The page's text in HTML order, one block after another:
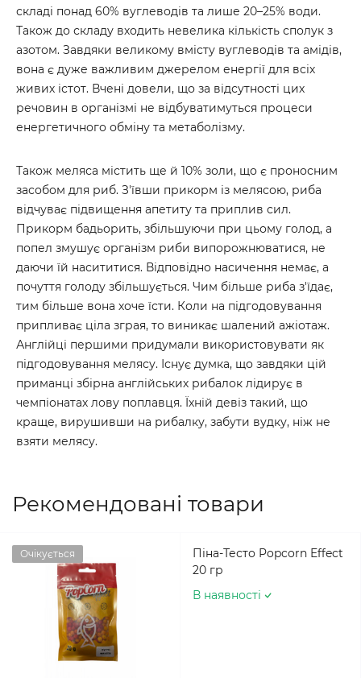
складі понад 60% вуглеводів та лише 20–25% води.
Також до складу входить невелика кількість сполук з
азотом. Завдяки великому вмісту вуглеводів та амідів,
вона є дуже важливим джерелом енергії для всіх
живих істот. Вчені довели, що за відсутності цих
речовин в організмі не відбуватимуться процеси
енергетичного обміну та метаболізму.
Також меляса містить ще й 10% золи, що є проносним
засобом для риб. З'ївши прикорм із мелясою, риба
відчуває підвищення апетиту та приплив сил.
Прикорм бадьорить, збільшуючи при цьому голод, а
попел змушує організм риби випорожнюватися, не
даючи їй насититися. Відповідно насичення немає, а
почуття голоду збільшується. Чим більше риба з'їдає,
тим більше вона хоче їсти. Коли на підгодовування
припливає ціла зграя, то виникає шалений ажіотаж.
Англійці першими придумали використовувати як
підгодовування мелясу. Існує думка, що завдяки цій
приманці збірна англійських рибалок лідирує в
чемпіонатах лову поплавця. Їхній девіз такий, що
краще, вирушивши на рибалку, забути вудку, ніж не
взяти мелясу.
Рекомендовані товари
Очікується
Піна-Тесто Popcorn Effect
20 гр
В наявності